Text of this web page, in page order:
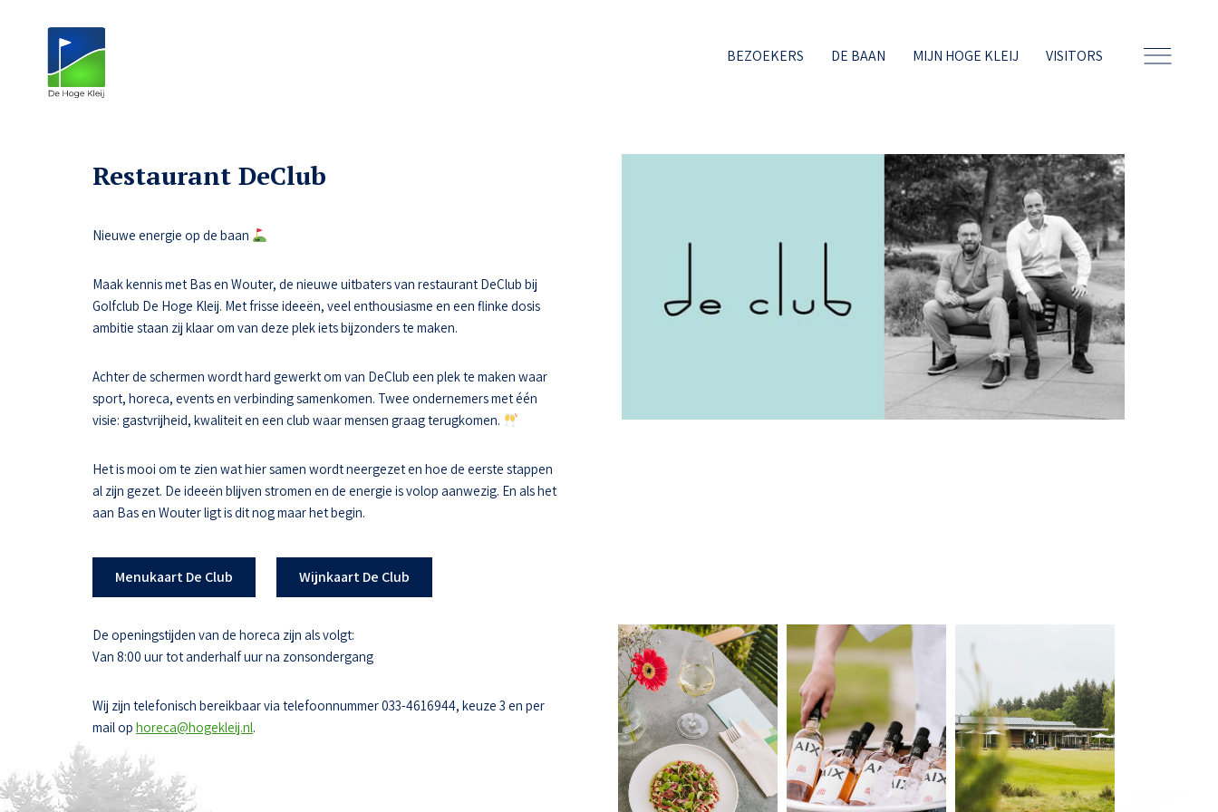
BEZOEKERS DE BAAN MIJN HOGE KLEIJ VISITORS
Restaurant DeClub
Nieuwe energie op de baan
Maak kennis met Bas en Wouter, de nieuwe uitbaters van restaurant DeClub bij
Golfclub De Hoge Kleij. Met frisse ideeën, veel enthousiasme en een flinke dosis
ambitie staan zij klaar om van deze plek iets bijzonders te maken.
Achter de schermen wordt hard gewerkt om van DeClub een plek te maken waar
sport, horeca, events en verbinding samenkomen. Twee ondernemers met één
visie: gastvrijheid, kwaliteit en een club waar mensen graag terugkomen.
Het is mooi om te zien wat hier samen wordt neergezet en hoe de eerste stappen
al zijn gezet. De ideeën blijven stromen en de energie is volop aanwezig. En als het
aan Bas en Wouter ligt is dit nog maar het begin.
Menukaart De Club Wijnkaart De Club
De openingstijden van de horeca zijn als volgt:
Van 8:00 uur tot anderhalf uur na zonsondergang
Wij zijn telefonisch bereikbaar via telefoonnummer 033-4616944, keuze 3 en per
mail op horeca@hogekleij.nl.